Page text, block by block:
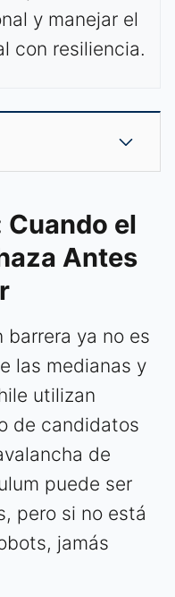
y manejar el
con resiliencia.
Cuando el
Antes
barrera ya no es
las medianas y
utilizan
de candidatos
de
puede ser
pero si no está
jamás